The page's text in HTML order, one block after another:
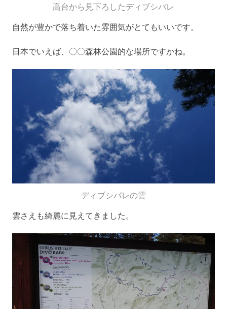
高台から見下ろしたディブシバレ
自然が豊かで落ち着いた雰囲気がとてもいいです。
日本でいえば、〇〇森林公園的な場所ですかね。
ディブシバレの雲
雲さえも綺麗に見えてきました。